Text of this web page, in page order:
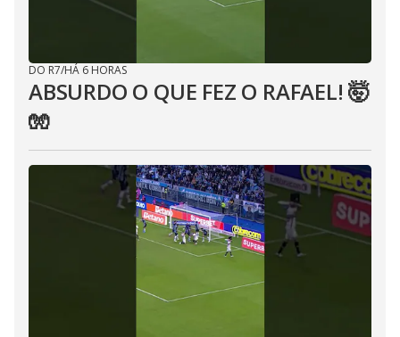
DO R7/HÁ 6 HORAS
ABSURDO O QUE FEZ O RAFAEL! 🤯
🧤